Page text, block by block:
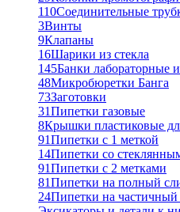
110Соединительные
3Винты
9Клапаны
16Шарики из стекла
145Банки лабораторные
48Микробюретки Банга
73Заготовки
31Пипетки газовые
8Крышки пластиковые
91Пипетки с 1 меткой
14Пипетки со
91Пипетки с 2 метками
81Пипетки на полный
24Пипетки на частичный